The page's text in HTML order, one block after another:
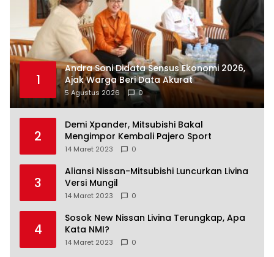
1
Andra Soni Didata Sensus Ekonomi 2026,
Ajak Warga Beri Data Akurat
5 Agustus 2026 0
2
Demi Xpander, Mitsubishi Bakal
Mengimpor Kembali Pajero Sport
14 Maret 2023 0
3
Aliansi Nissan-Mitsubishi Luncurkan Livina
Versi Mungil
14 Maret 2023 0
4
Sosok New Nissan Livina Terungkap, Apa
Kata NMI?
14 Maret 2023 0